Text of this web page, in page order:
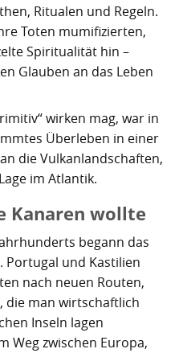
de Abona
Tenerife
Teide
von Güímar
Ritualen und Regeln.
Toten mumifizierten,
Spiritualität hin –
Glauben an das Leben
wirken mag, war in
Überleben in einer
die Vulkanlandschaften,
im Atlantik.
Kanaren wollte
begann das
Portugal und Kastilien
nach neuen Routen,
die man wirtschaftlich
Inseln lagen
Weg zwischen Europa,